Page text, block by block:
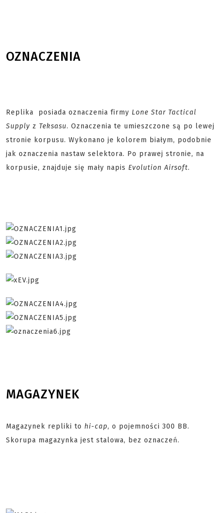
OZNACZENIA
Replika posiada oznaczenia firmy Lone Star Tactical
Supply z Teksasu. Oznaczenia te umieszczone są po lewej
stronie korpusu. Wykonano je kolorem białym, podobnie
jak oznaczenia nastaw selektora. Po prawej stronie, na
korpusie, znajduje się mały napis Evolution Airsoft.
MAGAZYNEK
Magazynek repliki to hi-cap, o pojemności 300 BB.
Skorupa magazynka jest stalowa, bez oznaczeń.